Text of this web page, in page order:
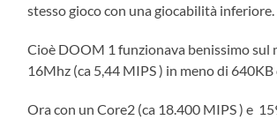
stesso gioco con una giocabilità inferiore.
Cioè DOOM 1 funzionava benissimo sul
16Mhz (ca 5,44 MIPS ) in meno di 640KB
Ora con un Core2 (ca 18.400 MIPS ) e